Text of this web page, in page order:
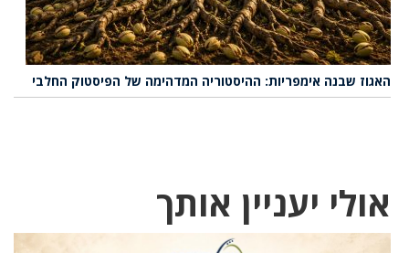
האגוז שבנה אימפריות: ההיסטוריה המדהימה של הפיסטוק החלבי
אולי יעניין אותך